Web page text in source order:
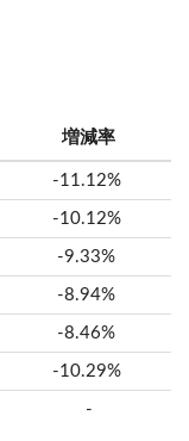
増減率
-11.12%
-10.12%
-9.33%
-8.94%
-8.46%
-10.29%
-